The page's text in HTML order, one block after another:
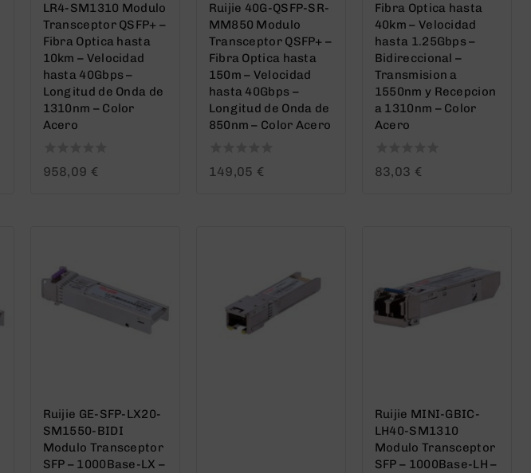
LR4-SM1310 Modulo
Transceptor QSFP+ –
Fibra Optica hasta
10km – Velocidad
hasta 40Gbps –
Longitud de Onda de
1310nm – Color
Acero
0
958,09 €
Ruijie 40G-QSFP-SR-
MM850 Modulo
Transceptor QSFP+ –
Fibra Optica hasta
150m – Velocidad
hasta 40Gbps –
Longitud de Onda de
850nm – Color Acero
0
149,05 €
Fibra Optica hasta
40km – Velocidad
hasta 1.25Gbps –
Bidireccional –
Transmision a
1550nm y Recepcion
a 1310nm – Color
Acero
0
83,03 €
Ruijie GE-SFP-LX20-
SM1550-BIDI
Modulo Transceptor
SFP – 1000Base-LX –
Ruijie MINI-GBIC-
LH40-SM1310
Modulo Transceptor
SFP – 1000Base-LH –